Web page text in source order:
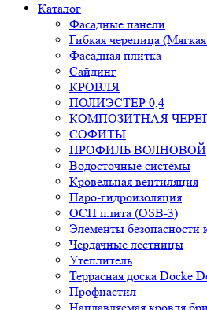
Каталог
Фасадные панели
Гибкая черепица
Фасадная плитка
Сайдинг
КРОВЛЯ
ПОЛИЭСТЕР 0,4
КОМПОЗИТНАЯ
СОФИТЫ
ПРОФИЛЬ ВОЛНОВОЙ
Водосточные системы
Кровельная вентиляция
Паро-гидроизоляция
ОСП плита (OSB-3)
Элементы безопасности
Чердачные лестницы
Утеплитель
Террасная доска Docke
Профнастил